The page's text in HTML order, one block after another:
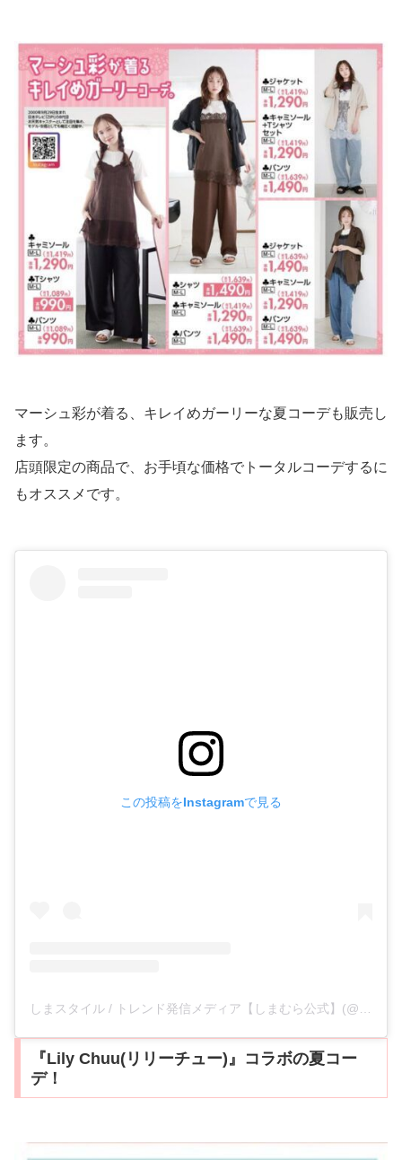
マーシュ彩が着る、キレイめガーリーな夏コーデも販売し
ます。
店頭限定の商品で、お手頃な価格でトータルコーデするに
もオススメです。
この投稿をInstagramで見る
『Lily Chuu(リリーチュー)』コラボの夏コー
デ！